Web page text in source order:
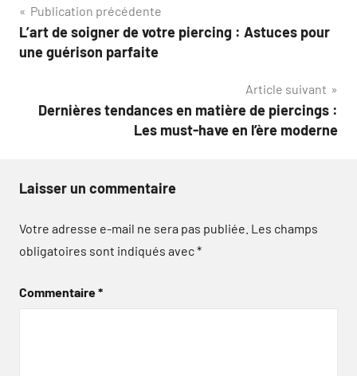
Navigation
de
Publication précédente
L’art de soigner de votre piercing : Astuces pour
une guérison parfaite
Article suivant
Dernières tendances en matière de piercings :
Les must-have en l’ère moderne
Laisser un commentaire
Votre adresse e-mail ne sera pas publiée. Les champs
obligatoires sont indiqués avec*
Commentaire*